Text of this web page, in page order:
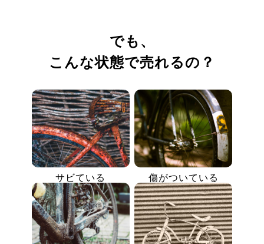
でも、
こんな状態で売れるの？
サビている 傷がついている